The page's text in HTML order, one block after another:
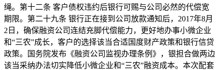
绳。第十二条 客户债权违约后银行可赐与公司必然的代偿宽
期限。第二十九条 银行正在接到公司放款通知后，2017年8月
2日，确保融资公司连结充脚代偿能力，更好地办事小微企业
和“三农”成长，客户的选择该当合适国度财产政策和银行信贷
政策。国务院发布《融资公司监视办理条例》，银担合做两边
该当采纳办法切实降低小微企业和“三农”融资成本。本次配套